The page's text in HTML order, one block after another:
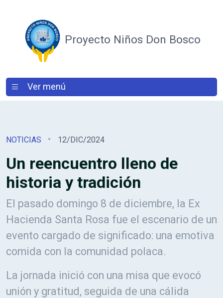
Proyecto Niños Don Bosco
Ver menú
NOTICIAS 12/DIC/2024
Un reencuentro lleno de
historia y tradición
El pasado domingo 8 de diciembre, la Ex
Hacienda Santa Rosa fue el escenario de un
evento cargado de significado: una emotiva
comida con la comunidad polaca.
La jornada inició con una misa que evocó
unión y gratitud, seguida de una cálida